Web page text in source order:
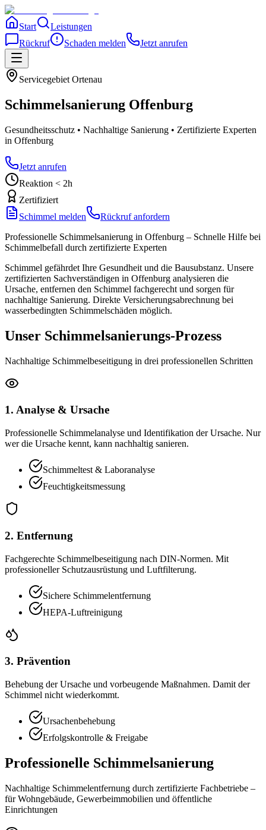
Start
Leistungen
Rückruf
Schaden melden Jetzt anrufen
Servicegebiet Ortenau
Schimmelsanierung Offenburg
Gesundheitsschutz • Nachhaltige Sanierung • Zertifizierte Experten
in Offenburg
Jetzt anrufen
Reaktion < 2h
Zertifiziert
Schimmel melden
Rückruf anfordern
Professionelle Schimmelsanierung in Offenburg – Schnelle Hilfe bei
Schimmelbefall durch zertifizierte Experten
Schimmel gefährdet Ihre Gesundheit und die Bausubstanz. Unsere
zertifizierten Sachverständigen in Offenburg analysieren die
Ursache, entfernen den Schimmel fachgerecht und sorgen für
nachhaltige Sanierung. Direkte Versicherungsabrechnung bei
wasserbedingten Schimmelschäden möglich.
Unser Schimmelsanierungs-Prozess
Nachhaltige Schimmelbeseitigung in drei professionellen Schritten
1. Analyse & Ursache
Professionelle Schimmelanalyse und Identifikation der Ursache. Nur
wer die Ursache kennt, kann nachhaltig sanieren.
Schimmeltest & Laboranalyse
Feuchtigkeitsmessung
2. Entfernung
Fachgerechte Schimmelbeseitigung nach DIN-Normen. Mit
professioneller Schutzausrüstung und Luftfilterung.
Sichere Schimmelentfernung
HEPA-Luftreinigung
3. Prävention
Behebung der Ursache und vorbeugende Maßnahmen. Damit der
Schimmel nicht wiederkommt.
Ursachenbehebung
Erfolgskontrolle & Freigabe
Professionelle Schimmelsanierung
Nachhaltige Schimmelentfernung durch zertifizierte Fachbetriebe –
für Wohngebäude, Gewerbeimmobilien und öffentliche
Einrichtungen